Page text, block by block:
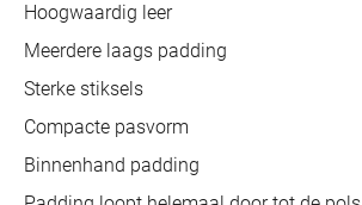
Hoogwaardig leer
Meerdere laags padding
Sterke stiksels
Compacte pasvorm
Binnenhand padding